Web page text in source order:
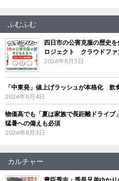
ふむふむ
四日市の公害克服の歴史
ロジェクト クラウドファ
2026年8月5日
「中東発」値上げラッシュが本格化 飲
2026年8月4日
物価高でも「夏は家族で長距離ドライ
猛暑への備えも必須
2026年8月3日
カルチャー